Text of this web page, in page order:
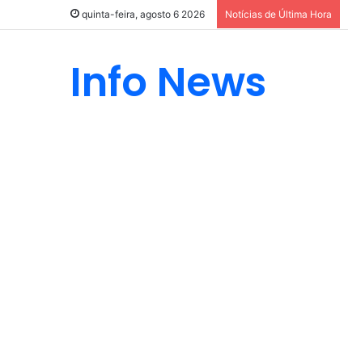
quinta-feira, agosto 6 2026 Notícias de Última Hora
Info News